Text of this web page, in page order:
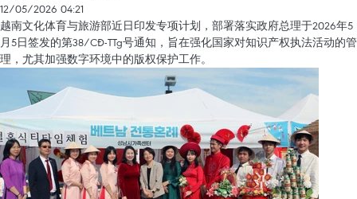
12/05/2026 04:21
越南文化体育与旅游部近日印发专项计划，部署落实政府总理于2026年5
月5日签发的第38/CĐ-TTg号通知，旨在强化国家对知识产权执法活动的管
理，尤其加强数字环境中的版权保护工作。